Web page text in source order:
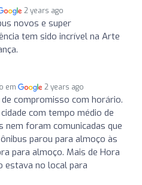
2 years ago
novos e super
tem sido incrível na Arte
em 2 years ago
compromisso com horário.
com tempo médio de
nem foram comunicadas que
parou para almoço às
para almoço. Mais de Hora
estava no local para